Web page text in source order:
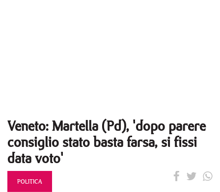
Veneto: Martella (Pd), 'dopo parere
consiglio stato basta farsa, si fissi
data voto'
POLITICA